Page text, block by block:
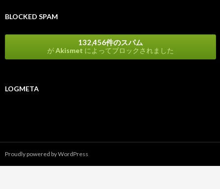
BLOCKED SPAM
132,456件のスパム
がAkismet によってブロックされました
LOGMETA
Proudly powered by WordPress